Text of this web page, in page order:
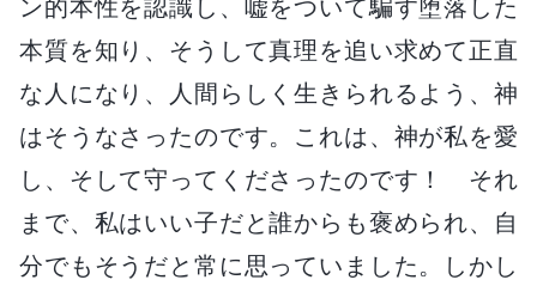
ン的本性を認識し、嘘をついて騙す堕落した
本質を知り、そうして真理を追い求めて正直
な人になり、人間らしく生きられるよう、神
はそうなさったのです。これは、神が私を愛
し、そして守ってくださったのです！ それ
まで、私はいい子だと誰からも褒められ、自
分でもそうだと常に思っていました。しかし